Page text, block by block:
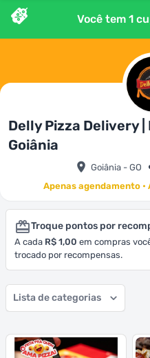
Você tem 1
Delly Pizza Delivery
Goiânia
Goiânia - GO
Apenas agendamento •
Troque pontos por
A cada R$ 1,00 em compras
trocado por recompensas.
Lista de categorias